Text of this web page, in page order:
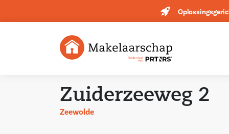
Zuiderzeeweg 2
Zeewolde